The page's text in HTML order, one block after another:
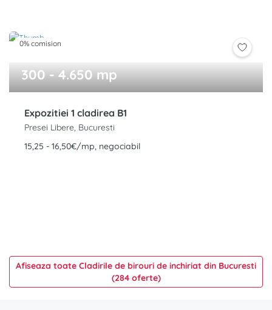
0% comision
300 - 4.650 mp
Expozitiei 1 cladirea B1
Presei Libere, Bucuresti
15,25 - 16,50€/mp, negociabil
Afiseaza toate Cladirile de birouri de inchiriat din Bucuresti
(284 oferte)